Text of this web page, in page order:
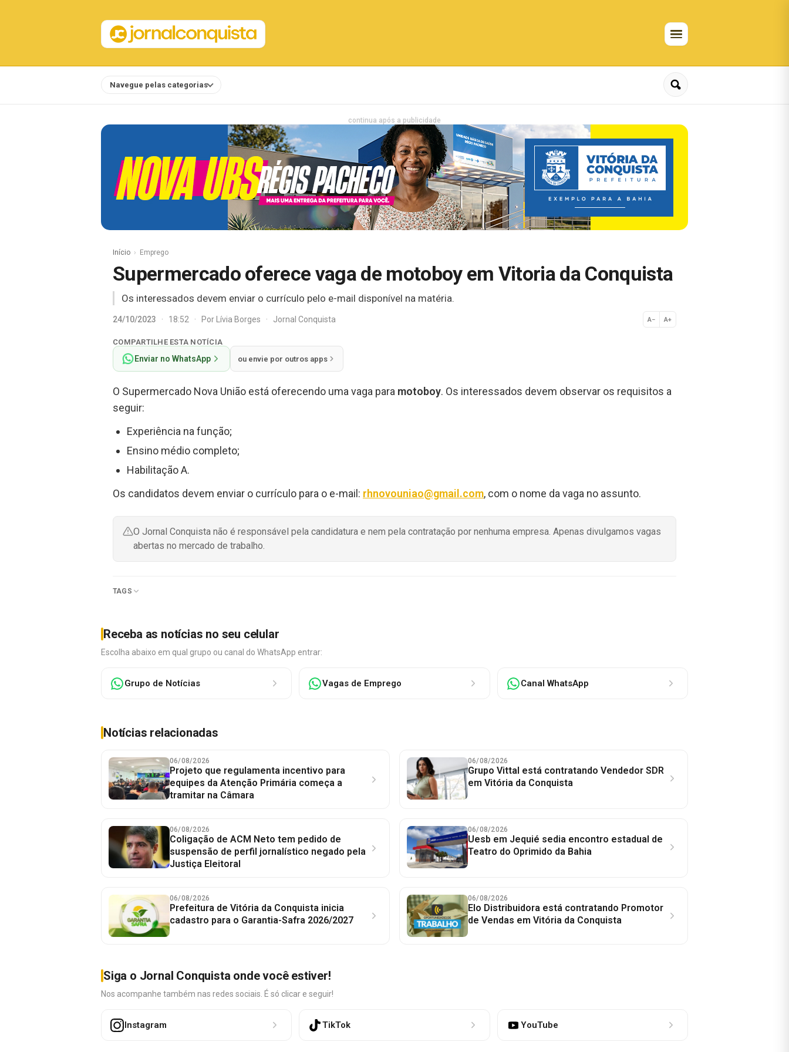
Navegue pelas categorias
continua após a publicidade
Início Emprego
Supermercado oferece vaga de motoboy em Vitoria da Conquista
Os interessados devem enviar o currículo pelo e-mail disponível na matéria.
24/10/2023 · 18:52 · PorLívia Borges · Jornal Conquista A− A+
Normal
COMPARTILHE ESTA NOTÍCIA
Enviar no WhatsApp ou envie por outros apps
O Supermercado Nova União está oferecendo uma vaga para motoboy. Os interessados devem observar os requisitos a
seguir:
Experiência na função;
Ensino médio completo;
Habilitação A.
Os candidatos devem enviar o currículo para o e-mail: rhnovouniao@gmail.com, com o nome da vaga no assunto.
O Jornal Conquista não é responsável pela candidatura e nem pela contratação por nenhuma empresa. Apenas divulgamos vagas
abertas no mercado de trabalho.
TAGS
Receba as notícias no seu celular
Escolha abaixo em qual grupo ou canal do WhatsApp entrar:
Grupo de Notícias Vagas de Emprego Canal WhatsApp
Notícias relacionadas
06/08/2026
Projeto que regulamenta incentivo para
equipes da Atenção Primária começa a
tramitar na Câmara
06/08/2026
Grupo Vittal está contratando Vendedor SDR
em Vitória da Conquista
06/08/2026
Coligação de ACM Neto tem pedido de
suspensão de perfil jornalístico negado pela
Justiça Eleitoral
06/08/2026
Uesb em Jequié sedia encontro estadual de
Teatro do Oprimido da Bahia
06/08/2026
Prefeitura de Vitória da Conquista inicia
cadastro para o Garantia-Safra 2026/2027
06/08/2026
Elo Distribuidora está contratando Promotor
de Vendas em Vitória da Conquista
Siga o Jornal Conquista onde você estiver!
Nos acompanhe também nas redes sociais. É só clicar e seguir!
Instagram TikTok YouTube